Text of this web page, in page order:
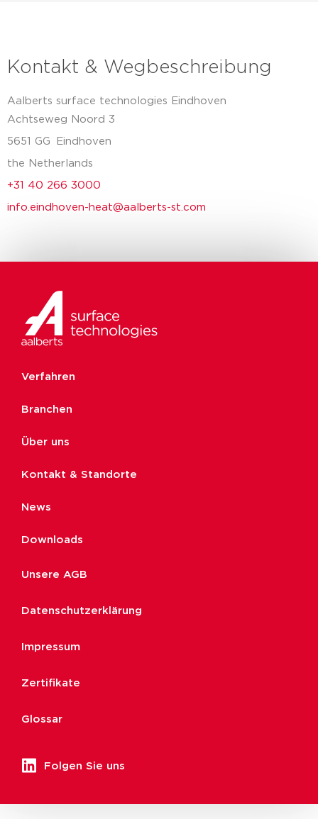
Kontakt & Wegbeschreibung
Aalberts surface technologies Eindhoven
Achtseweg Noord 3
5651 GG Eindhoven
the Netherlands
+31 40 266 3000
info.eindhoven-heat@aalberts-st.com
Verfahren
Branchen
Über uns
Kontakt & Standorte
News
Downloads
Unsere AGB
Datenschutzerklärung
Impressum
Zertifikate
Glossar
Folgen Sie uns